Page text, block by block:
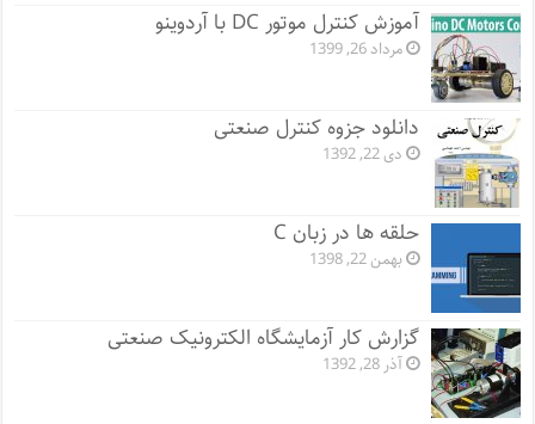
آموزش کنترل موتور DC با آردوینو
مرداد 26, 1399
دانلود جزوه کنترل صنعتی
دی 22, 1392
حلقه ها در زبان C
بهمن 22, 1398
گزارش کار آزمایشگاه الکترونیک صنعتی
آذر 28, 1392